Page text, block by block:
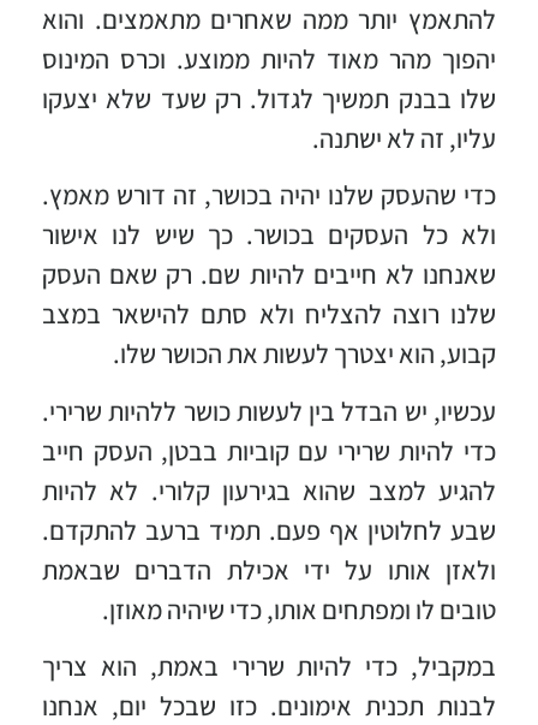
להתאמץ יותר ממה שאחרים מתאמצים. והוא
יהפוך מהר מאוד להיות ממוצע. וכרס המינוס
שלו בבנק תמשיך לגדול. רק שעד שלא יצעקו
עליו, זה לא ישתנה.
כדי שהעסק שלנו יהיה בכושר, זה דורש מאמץ.
ולא כל העסקים בכושר. כך שיש לנו אישור
שאנחנו לא חייבים להיות שם. רק שאם העסק
שלנו רוצה להצליח ולא סתם להישאר במצב
קבוע, הוא יצטרך לעשות את הכושר שלו.
עכשיו, יש הבדל בין לעשות כושר ללהיות שרירי.
כדי להיות שרירי עם קוביות בבטן, העסק חייב
להגיע למצב שהוא בגירעון קלורי. לא להיות
שבע לחלוטין אף פעם. תמיד ברעב להתקדם.
ולאזן אותו על ידי אכילת הדברים שבאמת
טובים לו ומפתחים אותו, כדי שיהיה מאוזן.
במקביל, כדי להיות שרירי באמת, הוא צריך
לבנות תכנית אימונים. כזו שבכל יום, אנחנו